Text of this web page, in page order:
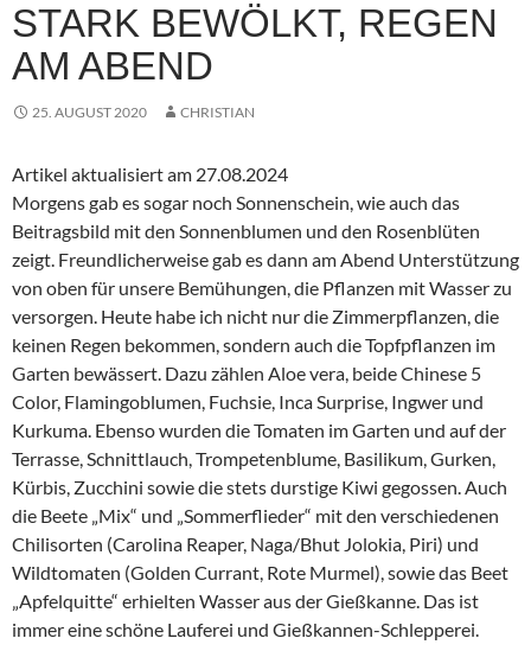
STARK BEWÖLKT, REGEN
AM ABEND
25. AUGUST 2020 CHRISTIAN
Artikel aktualisiert am 27.08.2024
Morgens gab es sogar noch Sonnenschein, wie auch das
Beitragsbild mit den Sonnenblumen und den Rosenblüten
zeigt. Freundlicherweise gab es dann am Abend Unterstützung
von oben für unsere Bemühungen, die Pflanzen mit Wasser zu
versorgen. Heute habe ich nicht nur die Zimmerpflanzen, die
keinen Regen bekommen, sondern auch die Topfpflanzen im
Garten bewässert. Dazu zählen Aloe vera, beide Chinese 5
Color, Flamingoblumen, Fuchsie, Inca Surprise, Ingwer und
Kurkuma. Ebenso wurden die Tomaten im Garten und auf der
Terrasse, Schnittlauch, Trompetenblume, Basilikum, Gurken,
Kürbis, Zucchini sowie die stets durstige Kiwi gegossen. Auch
die Beete „Mix“ und „Sommerflieder“ mit den verschiedenen
Chilisorten (Carolina Reaper, Naga/Bhut Jolokia, Piri) und
Wildtomaten (Golden Currant, Rote Murmel), sowie das Beet
„Apfelquitte“ erhielten Wasser aus der Gießkanne. Das ist
immer eine schöne Lauferei und Gießkannen-Schlepperei.